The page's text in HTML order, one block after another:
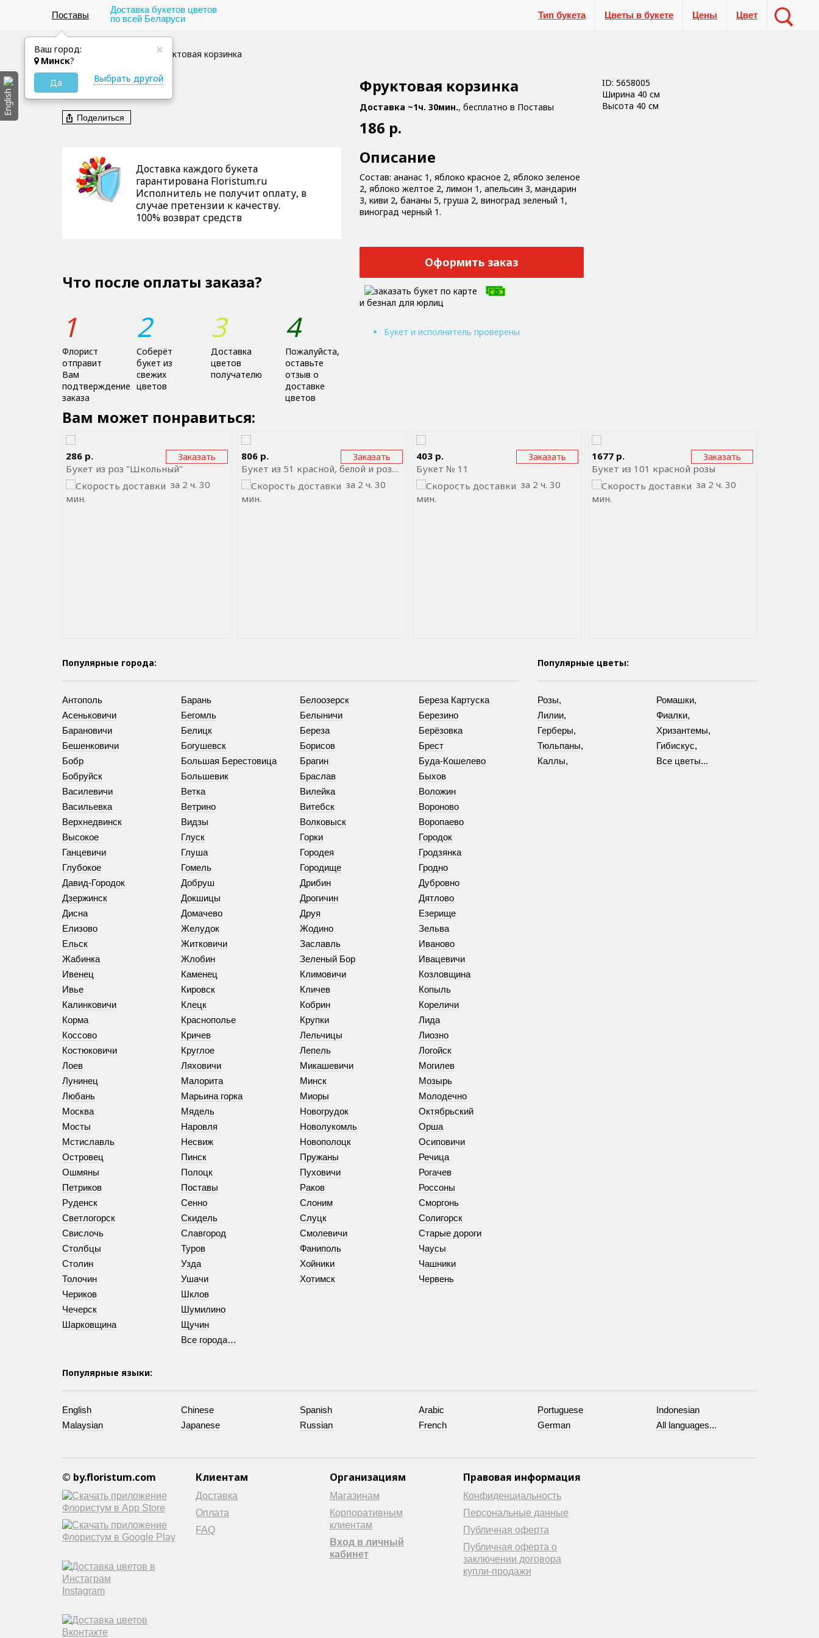
Поставы
×
Ваш город:
Минск?
Да
Выбрать другой
Доставка букетов цветов
по всей Беларуси
Тип букета Цветы в букете Цены Цвет
Цветы в Поставы Фруктовая корзинка
40 см
Поделиться
Фруктовая корзинка
Доставка ~1ч. 30мин., бесплатно в Поставы
186 р.
Описание
Состав: ананас 1, яблоко красное 2, яблоко зеленое
2, яблоко желтое 2, лимон 1, апельсин 3, мандарин
3, киви 2, бананы 5, груша 2, виноград зеленый 1,
виноград черный 1.
Оформить заказ
и безнал для юрлиц
Букет и исполнитель проверены
ID: 5658005
Ширина 40 см
Высота 40 см
Доставка каждого букета
гарантирована Floristum.ru
Исполнитель не получит оплату, в
случае претензии к качеству.
100% возврат средств
Что после оплаты заказа?
1
Флорист
отправит
Вам
подтверждение
заказа
2
Соберёт
букет из
свежих
цветов
3
Доставка
цветов
получателю
4
Пожалуйста,
оставьте
отзыв о
доставке
цветов
Вам может понравиться:
Заказать
286 р.
Букет из роз "Школьный"
за 2 ч. 30
мин.
Заказать
806 р.
Букет из 51 красной, белой и розовой розы
за 2 ч. 30
мин.
Заказать
403 р.
Букет № 11
за 2 ч. 30
мин.
Заказать
1677 р.
Букет из 101 красной розы
за 2 ч. 30
мин.
Популярные города:
Антополь
Асеньковичи
Барановичи
Барань
Бегомль
Белицк
Белоозерск
Белыничи
Береза
Береза Картуска
Березино
Берёзовка
Бешенковичи
Бобр
Бобруйск
Богушевск
Большая Берестовица
Большевик
Борисов
Брагин
Браслав
Брест
Буда-Кошелево
Быхов
Василевичи
Васильевка
Верхнедвинск
Ветка
Ветрино
Видзы
Вилейка
Витебск
Волковыск
Воложин
Вороново
Воропаево
Высокое
Ганцевичи
Глубокое
Глуск
Глуша
Гомель
Горки
Городея
Городище
Городок
Гродзянка
Гродно
Давид-Городок
Дзержинск
Дисна
Добруш
Докшицы
Домачево
Дрибин
Дрогичин
Друя
Дубровно
Дятлово
Езерище
Елизово
Ельск
Жабинка
Желудок
Житковичи
Жлобин
Жодино
Заславль
Зеленый Бор
Зельва
Иваново
Ивацевичи
Ивенец
Ивье
Калинковичи
Каменец
Кировск
Клецк
Климовичи
Кличев
Кобрин
Козловщина
Копыль
Кореличи
Корма
Коссово
Костюковичи
Краснополье
Кричев
Круглое
Крупки
Лельчицы
Лепель
Лида
Лиозно
Логойск
Лоев
Лунинец
Любань
Ляховичи
Малорита
Марьина горка
Микашевичи
Минск
Миоры
Могилев
Мозырь
Молодечно
Москва
Мосты
Мстиславль
Мядель
Наровля
Несвиж
Новогрудок
Новолукомль
Новополоцк
Октябрьский
Орша
Осиповичи
Островец
Ошмяны
Петриков
Пинск
Полоцк
Поставы
Пружаны
Пуховичи
Раков
Речица
Рогачев
Россоны
Руденск
Светлогорск
Свислочь
Сенно
Скидель
Славгород
Слоним
Слуцк
Смолевичи
Сморгонь
Солигорск
Старые дороги
Столбцы
Столин
Толочин
Туров
Узда
Ушачи
Фаниполь
Хойники
Хотимск
Чаусы
Чашники
Червень
Чериков
Чечерск
Шарковщина
Шклов
Шумилино
Щучин
Все города…
Популярные цветы:
Розы,
Лилии,
Герберы,
Тюльпаны,
Каллы,
Ромашки,
Фиалки,
Хризантемы,
Гибискус,
Все цветы...
Популярные языки:
English
Malaysian
Chinese
Japanese
Spanish
Russian
Arabic
French
Portuguese
German
Indonesian
All languages...
© by.floristum.com
Instagram
Клиентам
Доставка
Оплата
FAQ
Организациям
Магазинам
Корпоративным
клиентам
Вход в личный
кабинет
Правовая информация
Конфиденциальность
Персональные данные
Публичная оферта
Публичная оферта о
заключении договора
купли-продажи
English